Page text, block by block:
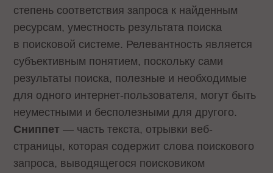
степень соответствия запроса к найденным
ресурсам, уместность результата поиска
в поисковой системе. Релевантность является
субъективным понятием, поскольку сами
результаты поиска, полезные и необходимые
для одного интернет-пользователя, могут быть
неуместными и бесполезными для другого.
Сниппет — часть текста, отрывки веб-
страницы, которая содержит слова поискового
запроса, выводящегося поисковиком